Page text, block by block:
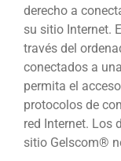
derecho a
su sitio Internet.
través del
conectados a
permita el
protocolos de
red Internet. Los
sitio Gelscom®